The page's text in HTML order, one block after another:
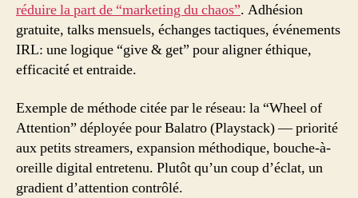
réduire la part de “marketing du chaos”. Adhésion
gratuite, talks mensuels, échanges tactiques, événements
IRL: une logique “give & get” pour aligner éthique,
efficacité et entraide.
Exemple de méthode citée par le réseau: la “Wheel of
Attention” déployée pour Balatro (Playstack) — priorité
aux petits streamers, expansion méthodique, bouche-à-
oreille digital entretenu. Plutôt qu’un coup d’éclat, un
gradient d’attention contrôlé.